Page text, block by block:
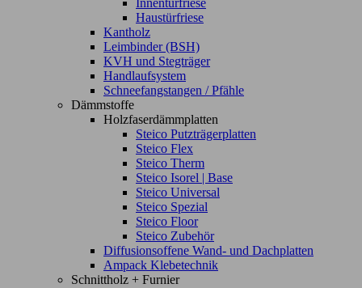
Innentürfriese
Haustürfriese
Kantholz
Leimbinder (BSH)
KVH und Stegträger
Handlaufsystem
Schneefangstangen / Pfähle
Dämmstoffe
Holzfaserdämmplatten
Steico Putzträgerplatten
Steico Flex
Steico Therm
Steico Isorel | Base
Steico Universal
Steico Spezial
Steico Floor
Steico Zubehör
Diffusionsoffene Wand- und Dachplatten
Ampack Klebetechnik
Schnittholz + Furnier